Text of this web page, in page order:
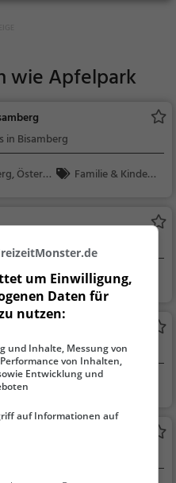
wieApfelpark
in Bisamberg
Österr
Familie & Kinder,
Ö
Familie & Kinder,
Natur
Öster
Sehenswürdigkei
um Einwilligung,
Daten für
nutzen:
und Inhalte, Messung von
von Inhalten,
Entwicklung und
auf Informationen auf